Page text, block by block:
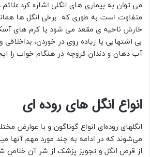
می ‌توان به بیماری‌ های انگلی اشاره
متفاوت است به طوری که برخی انگل ‌ها
خارش ناحیه ی مقعد می ‌شود یا کرم ‌های‌
بی ‌اشتهایی یا زیاده روی در خوردن،
آب دهان و دندان قروچه در هنگام خواب را
انواع انگل های روده ای
انگلهای روده‌ای انواع گوناگون و با عوارض
می‌شوند که در ادامه به چند مورد مهم آنها
از قرص انگل و تجویز پزشک از شر آن خلاص